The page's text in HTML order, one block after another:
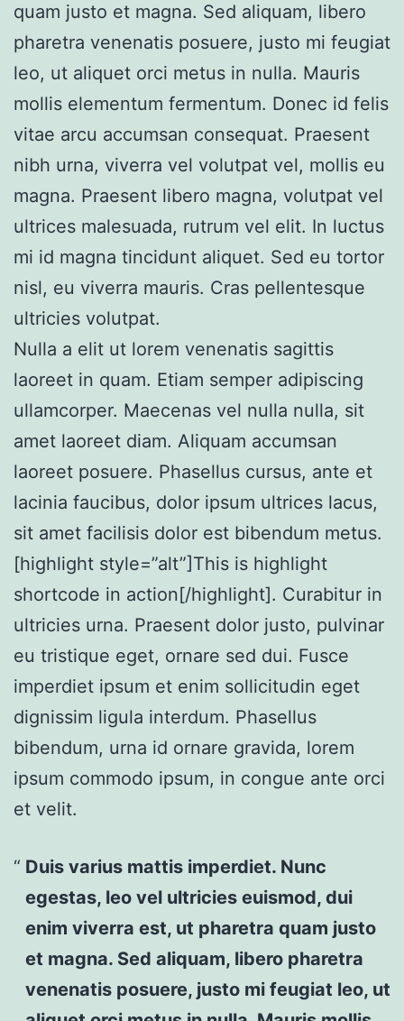
quam justo et magna. Sed aliquam, libero
pharetra venenatis posuere, justo mi feugiat
leo, ut aliquet orci metus in nulla. Mauris
mollis elementum fermentum. Donec id felis
vitae arcu accumsan consequat. Praesent
nibh urna, viverra vel volutpat vel, mollis eu
magna. Praesent libero magna, volutpat vel
ultrices malesuada, rutrum vel elit. In luctus
mi id magna tincidunt aliquet. Sed eu tortor
nisl, eu viverra mauris. Cras pellentesque
ultricies volutpat.
Nulla a elit ut lorem venenatis sagittis
laoreet in quam. Etiam semper adipiscing
ullamcorper. Maecenas vel nulla nulla, sit
amet laoreet diam. Aliquam accumsan
laoreet posuere. Phasellus cursus, ante et
lacinia faucibus, dolor ipsum ultrices lacus,
sit amet facilisis dolor est bibendum metus.
[highlight style=”alt”]This is highlight
shortcode in action[/highlight]. Curabitur in
ultricies urna. Praesent dolor justo, pulvinar
eu tristique eget, ornare sed dui. Fusce
imperdiet ipsum et enim sollicitudin eget
dignissim ligula interdum. Phasellus
bibendum, urna id ornare gravida, lorem
ipsum commodo ipsum, in congue ante orci
et velit.
Duis varius mattis imperdiet. Nunc
egestas, leo vel ultricies euismod, dui
enim viverra est, ut pharetra quam justo
et magna. Sed aliquam, libero pharetra
venenatis posuere, justo mi feugiat leo, ut